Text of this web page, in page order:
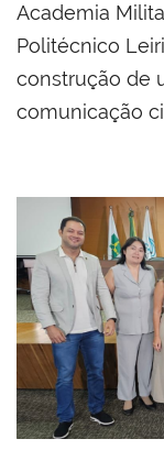
Academia
Politécnico
construção de
comunicação